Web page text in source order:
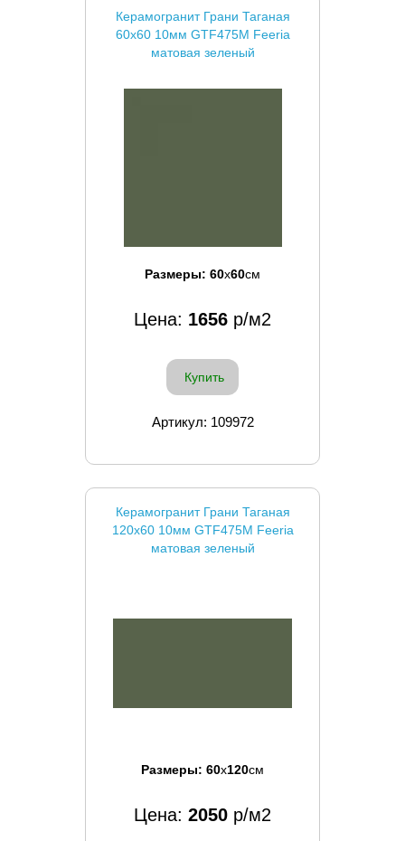
Керамогранит Грани Таганая
60x60 10мм GTF475М Feeria
матовая зеленый
Размеры: 60x60см
Цена: 1656 р/м2
Купить
Артикул: 109972
Керамогранит Грани Таганая
120x60 10мм GTF475М Feeria
матовая зеленый
Размеры: 60x120см
Цена: 2050 р/м2